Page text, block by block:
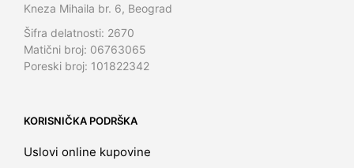
Kneza Mihaila br. 6, Beograd
Šifra delatnosti: 2670
Matični broj: 06763065
Poreski broj: 101822342
KORISNIČKA PODRŠKA
Uslovi online kupovine